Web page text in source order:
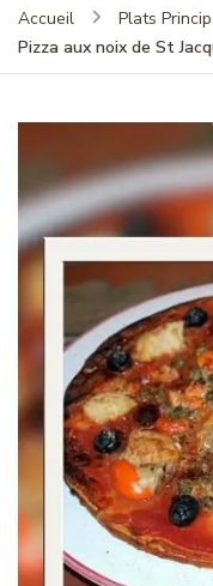
Accueil Plats
Pizza aux noix de St